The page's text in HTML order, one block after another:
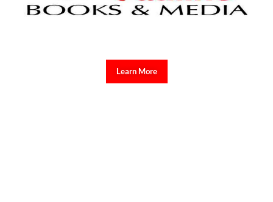
Learn More